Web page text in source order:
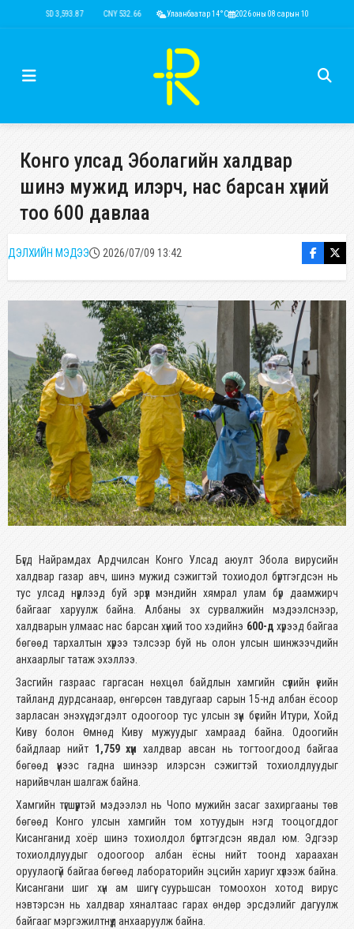
USD 3,593.87 CNY 532.66 RUB 43.77 EUR 4,141.04 KRW 2.53
Улаанбаатар 14°C 2026 оны 08 сарын 10
Конго улсад Эболагийн халдвар
шинэ мужид илэрч, нас барсан хүний
тоо 600 давлаа
ДЭЛХИЙН МЭДЭЭ 2026/07/09 13:42
Бүгд Найрамдах Ардчилсан Конго Улсад аюулт Эбола вирусийн
халдвар газар авч, шинэ мужид сэжигтэй тохиодол бүртгэгдсэн нь
тус улсад нүүрлээд буй эрүүл мэндийн хямрал улам бүр даамжирч
байгааг харуулж байна. Албаны эх сурвалжийн мэдээлснээр,
халдварын улмаас нас барсан хүний тоо хэдийнэ 600-д хүрээд байгаа
бөгөөд тархалтын хүрээ тэлсээр буй нь олон улсын шинжээчдийн
анхаарлыг татаж эхэллээ.
Засгийн газраас гаргасан нөхцөл байдлын хамгийн сүүлийн үеийн
тайланд дурдсанаар, өнгөрсөн тавдугаар сарын 15-нд албан ёсоор
зарласан энэхүү дэгдэлт одоогоор тус улсын зүүн бүсийн Итури, Хойд
Киву болон Өмнөд Киву мужуудыг хамраад байна. Одоогийн
байдлаар нийт 1,759 хүн халдвар авсан нь тогтоогдоод байгаа
бөгөөд үүнээс гадна шинээр илэрсэн сэжигтэй тохиолдлуудыг
нарийвчлан шалгаж байна.
Хамгийн түгшүүртэй мэдээлэл нь Чопо мужийн засаг захиргааны төв
бөгөөд Конго улсын хамгийн том хотуудын нэгд тооцогддог
Кисанганид хоёр шинэ тохиолдол бүртгэгдсэн явдал юм. Эдгээр
тохиолдлуудыг одоогоор албан ёсны нийт тоонд хараахан
оруулаогүй байгаа бөгөөд лабораторийн эцсийн хариуг хүлээж байна.
Кисангани шиг хүн ам шигүү суурьшсан томоохон хотод вирус
нэвтэрсэн нь халдвар хяналтаас гарах өндөр эрсдэлийг дагуулж
байгааг мэргэжилтнүүд анхааруулж байна.